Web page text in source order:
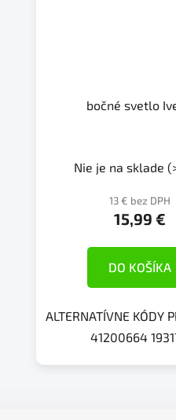
bočné svetlo
Nie je na sklade
13 € bez DPH
15,99 €
DO KOŠÍKA
ALTERNATÍVNE KÓDY
41200664